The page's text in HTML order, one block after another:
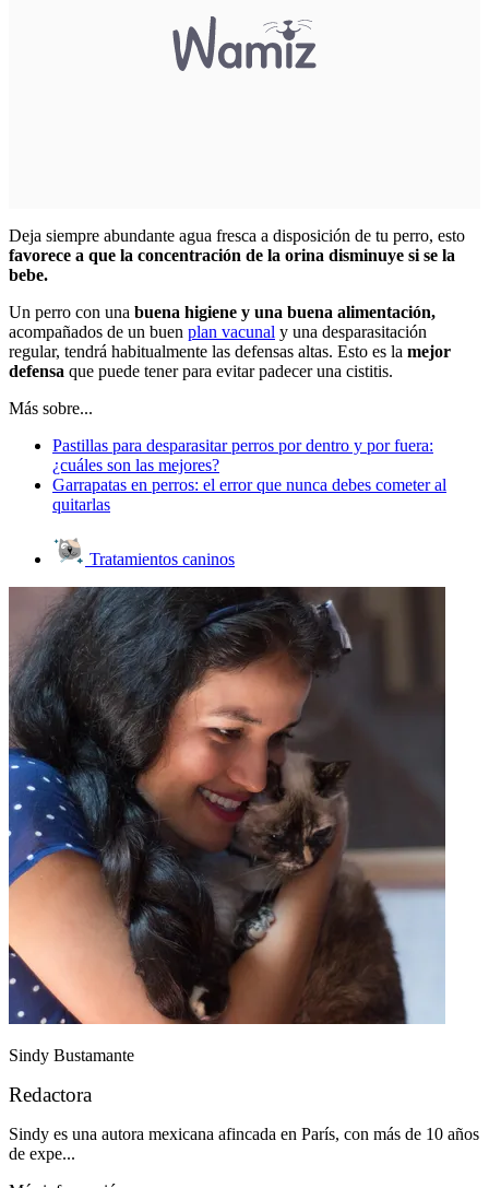
Deja siempre abundante agua fresca a disposición de tu perro, esto
favorece a que la concentración de la orina disminuye si se la
bebe.
Un perro con una buena higiene y una buena alimentación,
acompañados de un buen plan vacunal y una desparasitación
regular, tendrá habitualmente las defensas altas. Esto es la mejor
defensa que puede tener para evitar padecer una cistitis.
Más sobre...
Pastillas para desparasitar perros por dentro y por fuera:
¿cuáles son las mejores?
Garrapatas en perros: el error que nunca debes cometer al
quitarlas
Tratamientos caninos
Sindy Bustamante
Redactora
Sindy es una autora mexicana afincada en París, con más de 10 años
de expe...